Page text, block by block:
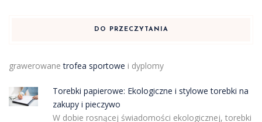
DO PRZECZYTANIA
grawerowanetrofea sportowe i dyplomy
Torebki papierowe: Ekologiczne i stylowe torebki na
zakupy i pieczywo
W dobie rosnącej świadomości ekologicznej, torebki